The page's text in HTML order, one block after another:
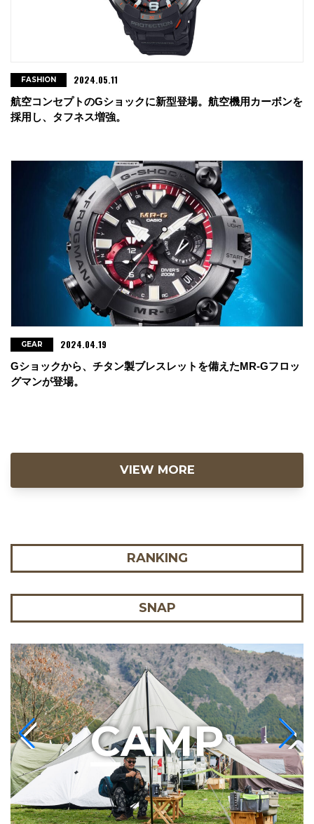
航空コンセプトのGショックに新型登場。航空機用カーボンを
採用し、タフネス増強。
FASHION 2024.05.11
Gショックから、チタン製ブレスレットを備えたMR-Gフロッ
グマンが登場。
GEAR 2024.04.19
VIEW MORE
RANKING
SNAP
CAMP